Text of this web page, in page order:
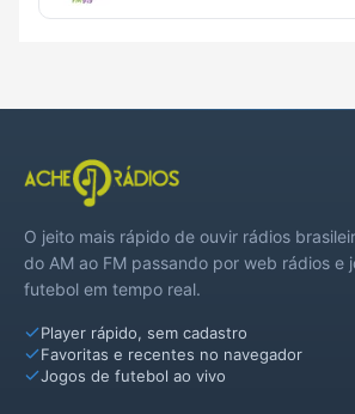
O jeito mais rápido de ouvir rádios
do AM ao FM passando por web rádios e
futebol em tempo real.
Player rápido, sem cadastro
Favoritas e recentes no navegador
Jogos de futebol ao vivo